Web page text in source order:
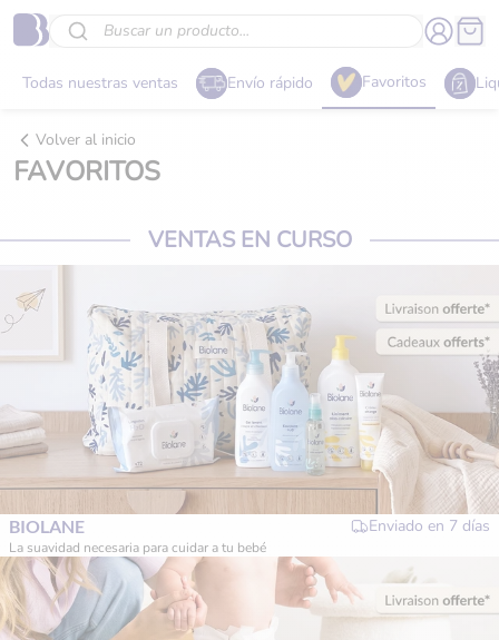
Buscar un producto...
Todas nuestras ventas Envío rápido Favoritos
Volver al inicio
FAVORITOS
VENTAS EN CURSO
BIOLANE Enviado en 7 días
La suavidad necesaria para cuidar a tu bebé